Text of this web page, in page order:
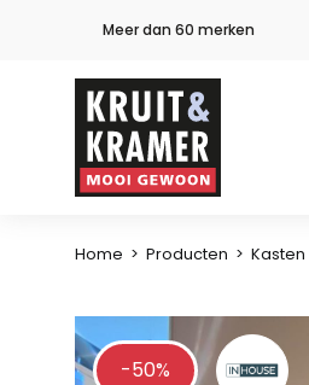
Meer dan 60 merken
Home > Producten > Kasten
-50%